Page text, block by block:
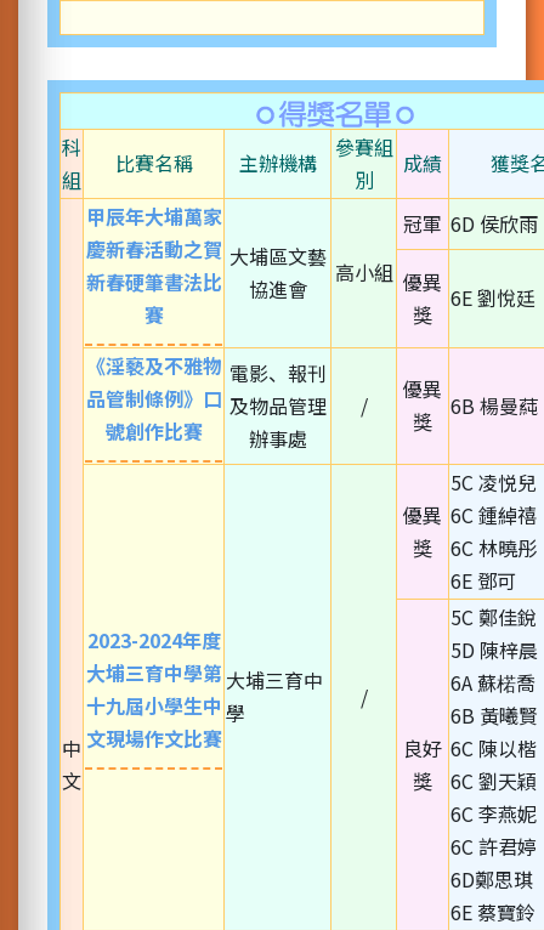
科
組
比賽名稱 主辦機構
參賽組
別
成績 獲獎
中
文
甲辰年大埔萬家
慶新春活動之賀
新春硬筆書法比
賽
大埔區文藝
協進會
高小組
冠軍 6D 侯欣雨
優異
獎
6E 劉悅廷
《淫褻及不雅物
品管制條例》口
號創作比賽
電影、報刊
及物品管理
辦事處
/
優異
獎
6B 楊曼蒓
2023-2024年度
大埔三育中學第
十九屆小學生中
文現場作文比賽
大埔三育中
學
/
優異
獎
5C 凌悦兒
6C 鍾綽禧
6C 林曉彤
6E 鄧可
良好
獎
5C 鄭佳銳
5D 陳梓晨
6A 蘇楉喬
6B 黃曦賢
6C 陳以楷
6C 劉天穎
6C 李燕妮
6C 許君婷
6D鄭思琪
6E 蔡寶鈴